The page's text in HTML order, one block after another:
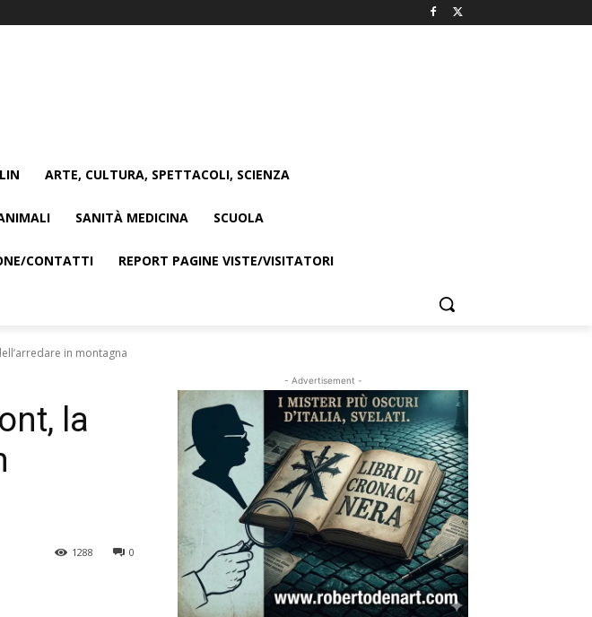
ARTE, CULTURA, SPETTACOLI, SCIENZA
SANITÀ MEDICINA SCUOLA
CONTATTI REPORT PAGINE VISTE/VISITATORI
in montagna
la
0
1288
- Advertisement -